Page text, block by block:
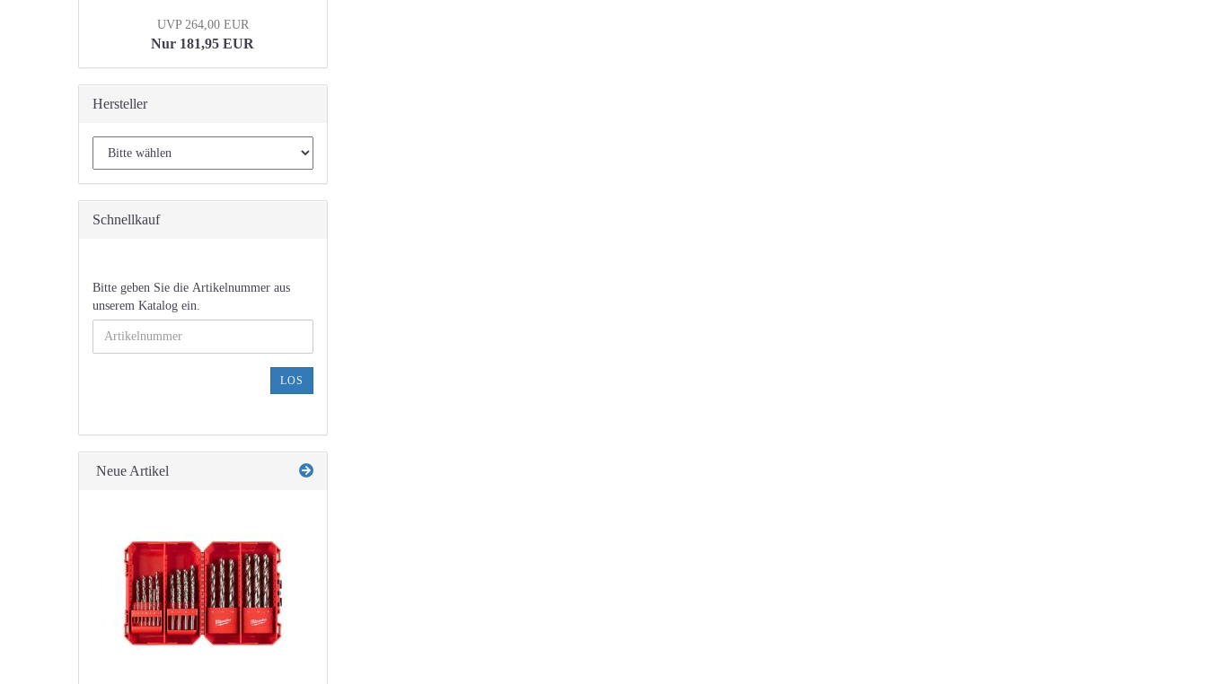
UVP 264,00 EUR
Nur 181,95 EUR
Hersteller
Schnellkauf
BITTE
GEBEN
SIE
DIE
ARTIKELNUMMER
Bitte geben Sie die Artikelnummer aus
unserem Katalog ein.
LOS
Neue Artikel